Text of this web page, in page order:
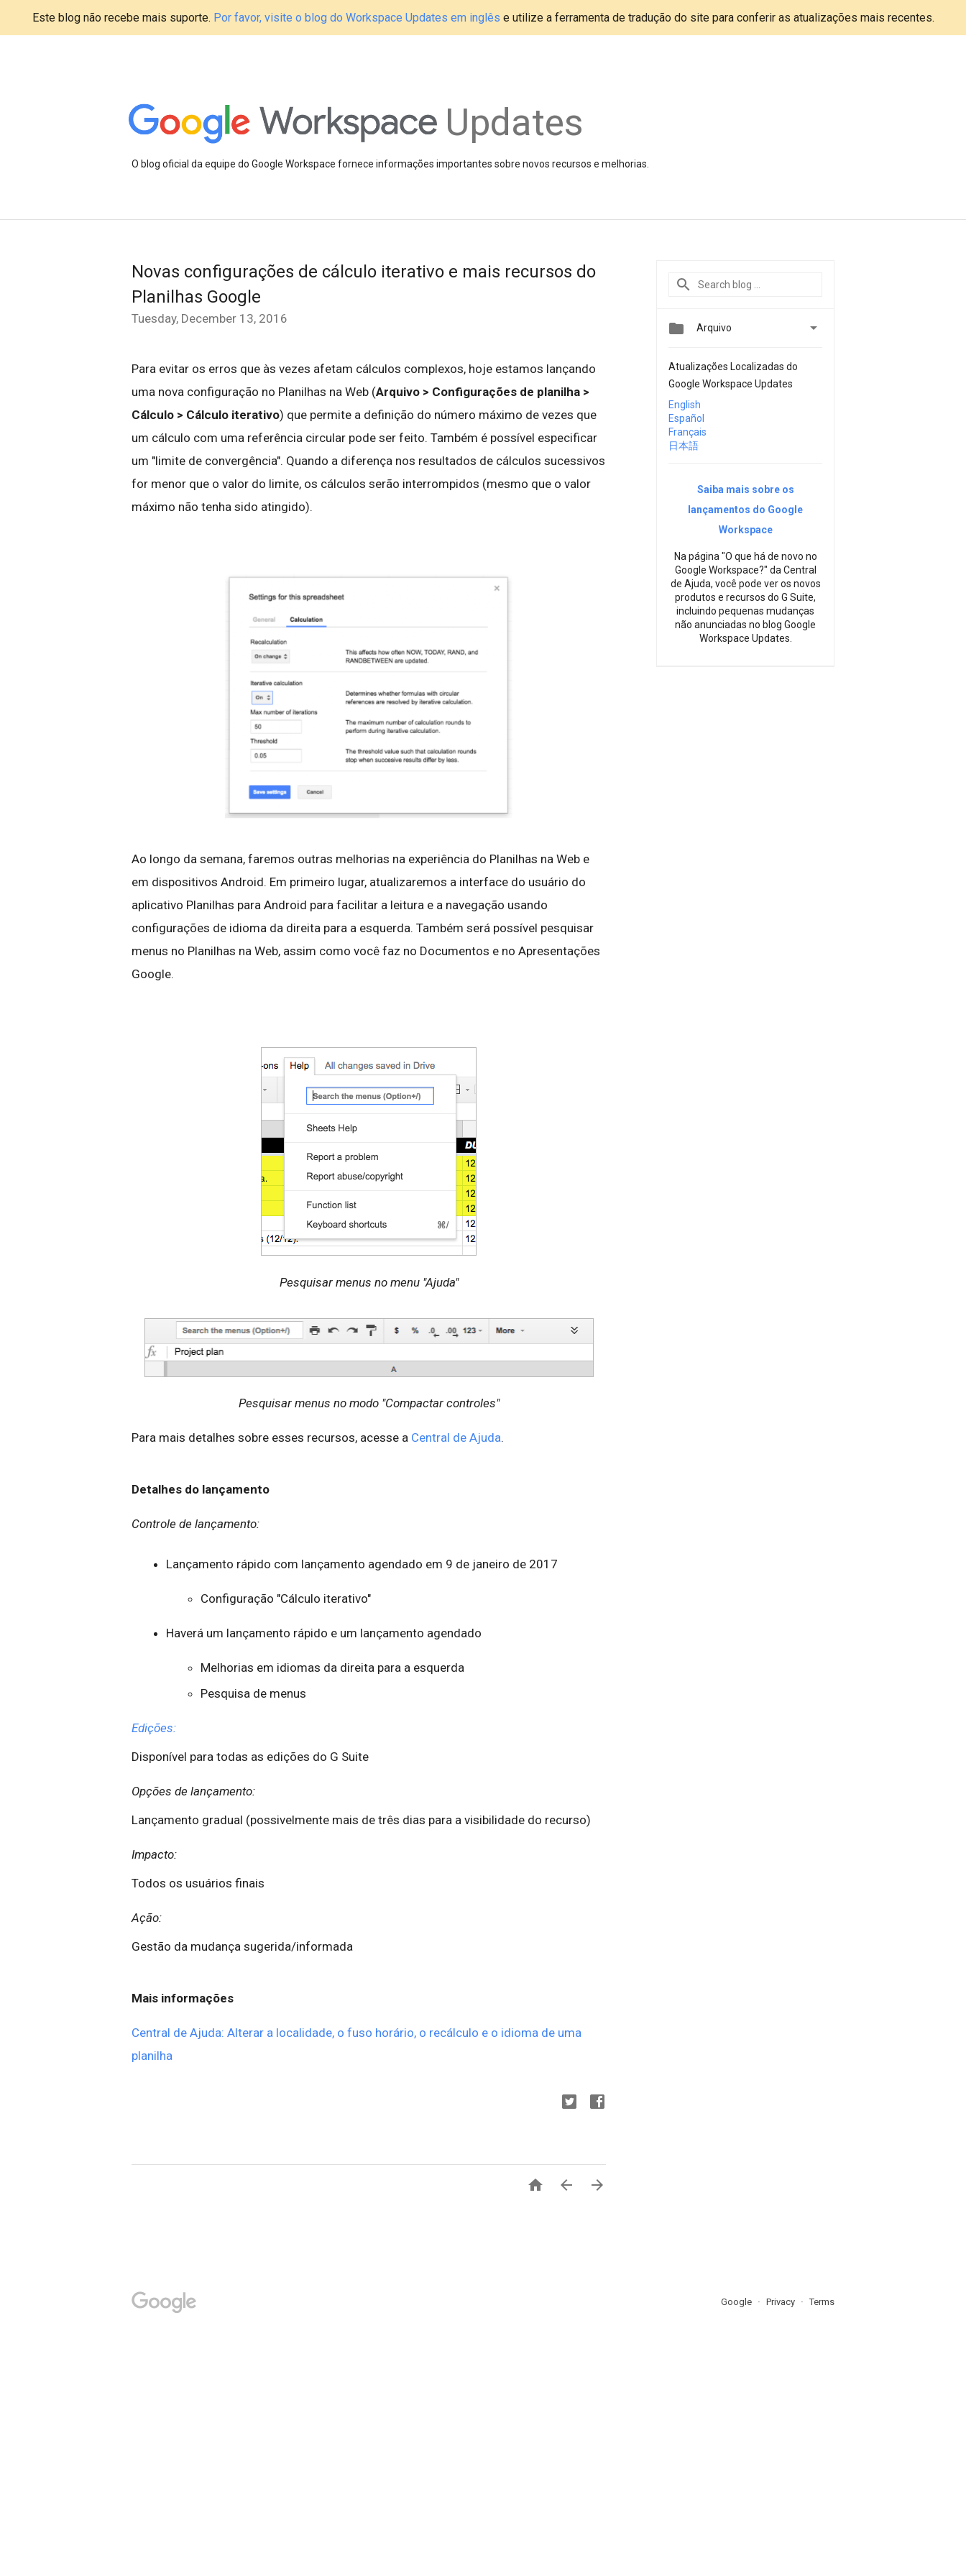
Este blog não recebe mais suporte. Por favor, visite o blog do Workspace Updates em inglês e utilize a ferramenta de tradução do site para conferir as atualizações mais recentes.
Updates
O blog oficial da equipe do Google Workspace fornece informações importantes sobre novos recursos e melhorias.
Novas configurações de cálculo iterativo e mais recursos do
Planilhas Google
Tuesday, December 13, 2016
Para evitar os erros que às vezes afetam cálculos complexos, hoje estamos lançando
uma nova configuração no Planilhas na Web (Arquivo > Configurações de planilha >
Cálculo > Cálculo iterativo) que permite a definição do número máximo de vezes que
um cálculo com uma referência circular pode ser feito. Também é possível especificar
um "limite de convergência". Quando a diferença nos resultados de cálculos sucessivos
for menor que o valor do limite, os cálculos serão interrompidos (mesmo que o valor
máximo não tenha sido atingido).
Ao longo da semana, faremos outras melhorias na experiência do Planilhas na Web e
em dispositivos Android. Em primeiro lugar, atualizaremos a interface do usuário do
aplicativo Planilhas para Android para facilitar a leitura e a navegação usando
configurações de idioma da direita para a esquerda. Também será possível pesquisar
menus no Planilhas na Web, assim como você faz no Documentos e no Apresentações
Google.
Pesquisar menus no menu "Ajuda"
Pesquisar menus no modo "Compactar controles"
Para mais detalhes sobre esses recursos, acesse a Central de Ajuda.
Detalhes do lançamento
Controle de lançamento:
Lançamento rápido com lançamento agendado em 9 de janeiro de 2017
Configuração "Cálculo iterativo"
Haverá um lançamento rápido e um lançamento agendado
Melhorias em idiomas da direita para a esquerda
Pesquisa de menus
Edições:
Disponível para todas as edições do G Suite
Opções de lançamento:
Lançamento gradual (possivelmente mais de três dias para a visibilidade do recurso)
Impacto:
Todos os usuários finais
Ação:
Gestão da mudança sugerida/informada
Mais informações
Central de Ajuda: Alterar a localidade, o fuso horário, o recálculo e o idioma de uma
planilha
  
 Arquivo 
Atualizações Localizadas do
Google Workspace Updates
English
Español
Français
日本語
Saiba mais sobre os
lançamentos do Google
Workspace
Na página "O que há de novo no
Google Workspace?" da Central
de Ajuda, você pode ver os novos
produtos e recursos do G Suite,
incluindo pequenas mudanças
não anunciadas no blog Google
Workspace Updates.
Google Privacy Terms